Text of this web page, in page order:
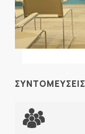
ΣΥΝΤΟΜΕΥΣΕΙΣ